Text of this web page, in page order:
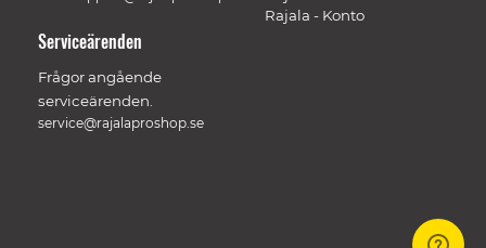
Rajala - Konto
Serviceärenden
Frågor angående
serviceärenden.
service@rajalaproshop.se